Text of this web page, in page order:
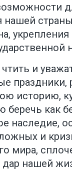
нашей
и
праздники,
историю,
беречь как
наследие,
и
мира,
нашей